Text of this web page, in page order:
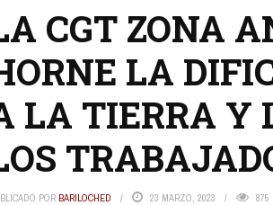
CGT ZONA
LA
LA TIERRA Y
POR BARILOCHED 23 MARZO, 2023 875